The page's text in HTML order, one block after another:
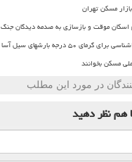
مسکن تهران
اسکان موقت و بازسازی به صدمه دیدگان جنگ
درجه بارشهای سیل آسا در ۳ استان
مسکن بخوانند
در مورد این مطلب
همنظر دهید